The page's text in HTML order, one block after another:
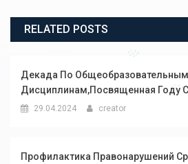
RELATED POSTS
Декада По Общеобразовательным
Дисциплинам,посвященная Году
29.04.2024 creator
Профилактика Правонарушений